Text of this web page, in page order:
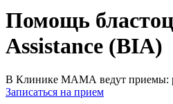
Помощь
Assistance (BIA)
В Клинике МАМА ведут приемы:
Записаться на прием